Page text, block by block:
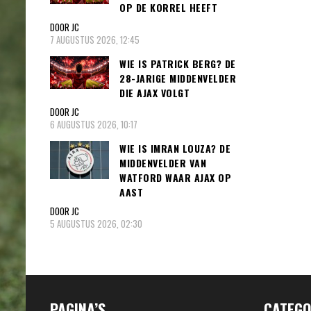
OP DE KORREL HEEFT
DOOR JC
7 AUGUSTUS 2026, 12:45
WIE IS PATRICK BERG? DE
28-JARIGE MIDDENVELDER
DIE AJAX VOLGT
DOOR JC
6 AUGUSTUS 2026, 10:17
WIE IS IMRAN LOUZA? DE
MIDDENVELDER VAN
WATFORD WAAR AJAX OP
AAST
DOOR JC
5 AUGUSTUS 2026, 02:30